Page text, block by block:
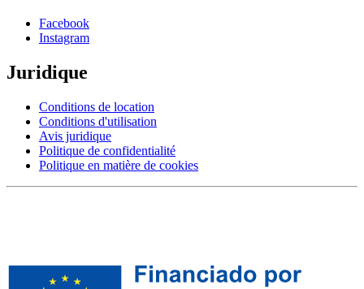
Facebook
Instagram
Juridique
Conditions de location
Conditions d'utilisation
Avis juridique
Politique de confidentialité
Politique en matière de cookies